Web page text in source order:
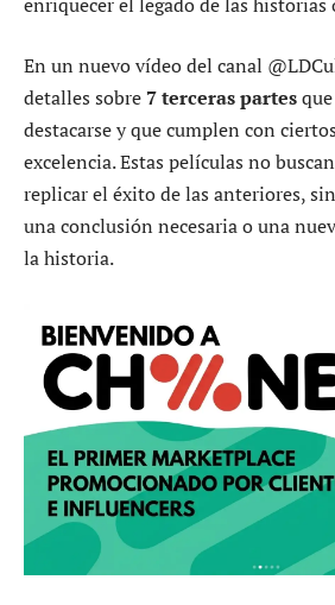
En un nuevo vídeo del canal
detalles sobre7 terceras partes
destacarse y que cumplen con
excelencia. Estas películas no
replicar el éxito de las anteriores,
una conclusión necesaria o una
la historia.